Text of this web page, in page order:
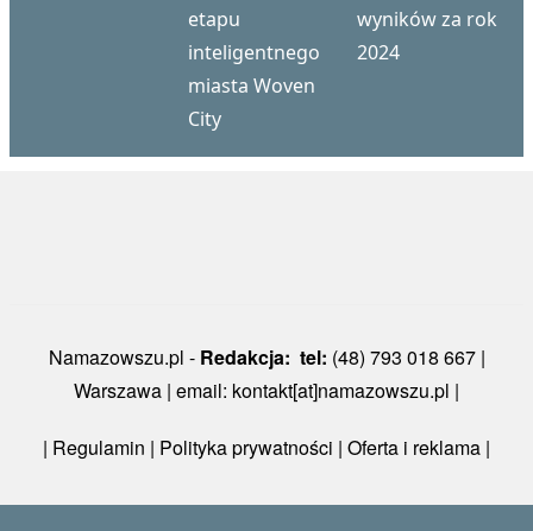
etapu
inteligentnego
miasta Woven
City
wyników za rok
2024
Namazowszu.pl - Redakcja: tel: (48) 793 018 667 |
Warszawa | email: kontakt[at]namazowszu.pl |
| Regulamin | Polityka prywatności | Oferta i reklama |